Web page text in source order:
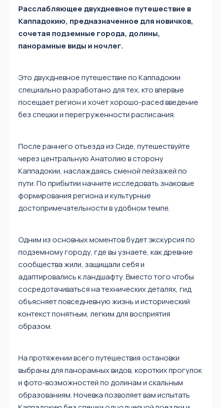
Расслабляющее двухдневное путешествие в
Каппадокию, предназначенное для новичков,
сочетая подземные города, долины,
панорамные виды и ночлег.
Это двухдневное путешествие по Каппадокии
специально разработано для тех, кто впервые
посещает регион и хочет хорошо-paced введение
без спешки и перегруженности расписания.
После раннего отъезда из Сиде, путешествуйте
через центральную Анатолию в сторону
Каппадокии, наслаждаясь сменой пейзажей по
пути. По прибытии начните исследовать знаковые
формирования региона и культурные
достопримечательности в удобном темпе.
Одним из основных моментов будет экскурсия по
подземному городу, где вы узнаете, как древние
сообщества жили, защищали себя и
адаптировались к ландшафту. Вместо того чтобы
сосредотачиваться на технических деталях, гид
объясняет повседневную жизнь и исторический
контекст понятным, легким для восприятия
образом.
На протяжении всего путешествия остановки
выбраны для панорамных видов, коротких прогулок
и фото-возможностей по долинам и скальным
образованиям. Ночевка позволяет вам испытать